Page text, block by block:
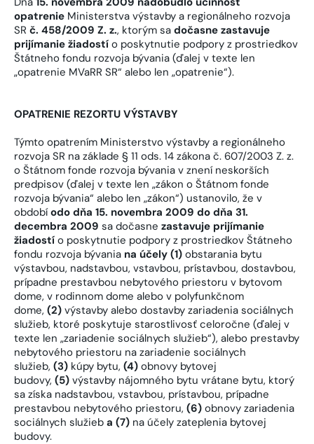
opatrenie Ministerstva výstavby a regionálneho rozvoja
SR č. 458/2009 Z. z., ktorým sa dočasne zastavuje
prijímanie žiadostí o poskytnutie podpory z prostriedkov
Štátneho fondu rozvoja bývania (ďalej v texte len
„opatrenie MVaRR SR“ alebo len „opatrenie“).
OPATRENIE REZORTU VÝSTAVBY
Týmto opatrením Ministerstvo výstavby a regionálneho
rozvoja SR na základe § 11 ods. 14 zákona č. 607/2003 Z. z.
o Štátnom fonde rozvoja bývania v znení neskorších
predpisov (ďalej v texte len „zákon o Štátnom fonde
rozvoja bývania“ alebo len „zákon“) ustanovilo, že v
obdobíodo dňa 15. novembra 2009 do dňa 31.
decembra 2009 sa dočasne zastavuje prijímanie
žiadostí o poskytnutie podpory z prostriedkov Štátneho
fondu rozvoja bývania na účely (1) obstarania bytu
výstavbou, nadstavbou, vstavbou, prístavbou, dostavbou,
prípadne prestavbou nebytového priestoru v bytovom
dome, v rodinnom dome alebo v polyfunkčnom
dome, (2) výstavby alebo dostavby zariadenia sociálnych
služieb, ktoré poskytuje starostlivosť celoročne (ďalej v
texte len „zariadenie sociálnych služieb“), alebo prestavby
nebytového priestoru na zariadenie sociálnych
služieb, (3) kúpy bytu, (4) obnovy bytovej
budovy, (5) výstavby nájomného bytu vrátane bytu, ktorý
sa získa nadstavbou, vstavbou, prístavbou, prípadne
prestavbou nebytového priestoru, (6) obnovy zariadenia
sociálnych služieb a (7) na účely zateplenia bytovej
budovy.